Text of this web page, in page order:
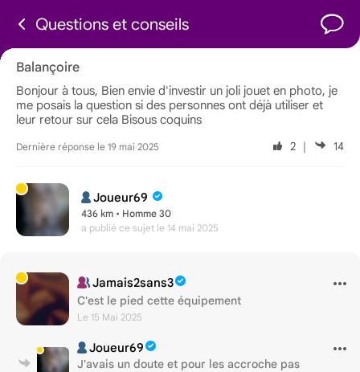
Questions et conseils
Balançoire
Bonjour à tous, Bien envie d'investir un joli jouet en photo, je
me posais la question si des personnes ont déjà utiliser et
leur retour sur cela Bisous coquins
Dernière réponse le 19 mai 2025 2 ｜ 14
Joueur69
436 km • Homme 30
a publié ce sujet le 14 mai 2025
Jamais2sans3
C'est le pied cette équipement
Le 15 Mai 2025
Joueur69
J'avais un doute et pour les accroche pas